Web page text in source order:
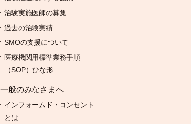
治験実施医師の募集
過去の治験実績
SMOの支援について
医療機関用標準業務手順
（SOP）ひな形
一般のみなさまへ
インフォームド・コンセント
とは